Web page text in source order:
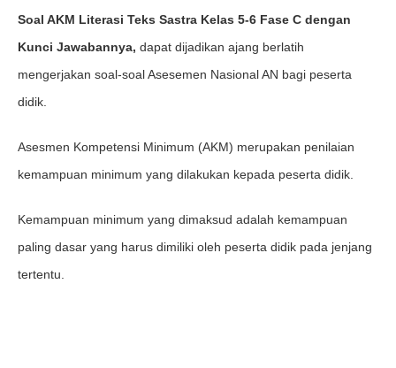
Soal AKM Literasi Teks Sastra Kelas 5-6 Fase C dengan
Kunci Jawabannya, dapat dijadikan ajang berlatih
mengerjakan soal-soal Asesemen Nasional AN bagi peserta
didik.
Asesmen Kompetensi Minimum (AKM) merupakan penilaian
kemampuan minimum yang dilakukan kepada peserta didik.
Kemampuan minimum yang dimaksud adalah kemampuan
paling dasar yang harus dimiliki oleh peserta didik pada jenjang
tertentu.